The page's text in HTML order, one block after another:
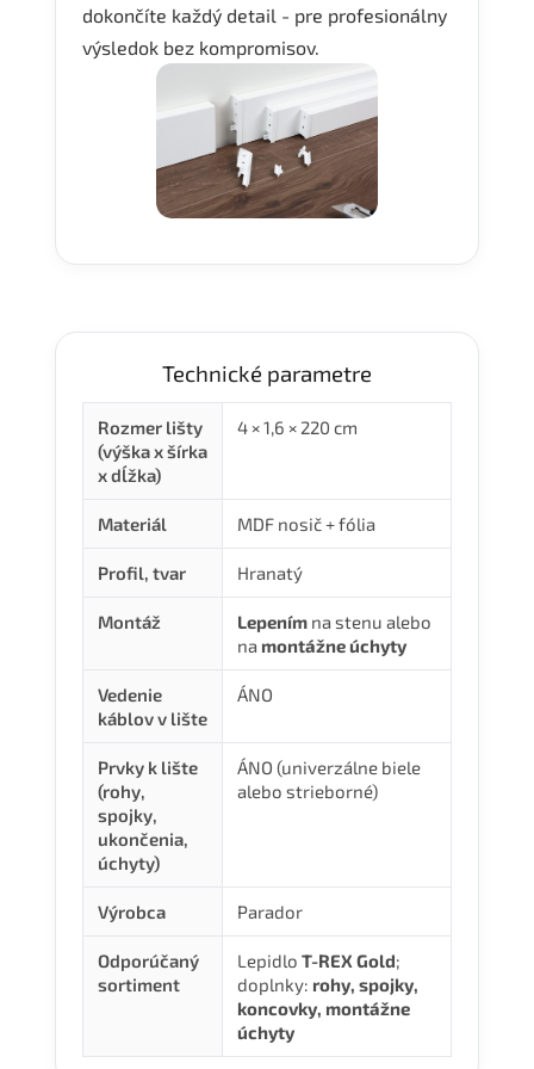
dokončíte každý detail - pre profesionálny
výsledok bez kompromisov.
Technické parametre
Rozmer lišty
(výška x šírka
x dĺžka)
4 × 1,6 × 220 cm
Materiál MDF nosič + fólia
Profil, tvar Hranatý
Montáž Lepením na stenu alebo
na montážne úchyty
Vedenie
káblov v lište
ÁNO
Prvky k lište
(rohy,
spojky,
ukončenia,
úchyty)
ÁNO (univerzálne biele
alebo strieborné)
Výrobca Parador
Odporúčaný
sortiment
Lepidlo T-REX Gold;
doplnky: rohy, spojky,
koncovky, montážne
úchyty